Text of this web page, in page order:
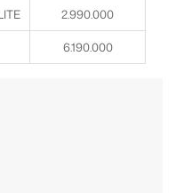
2.990.000
6.190.000